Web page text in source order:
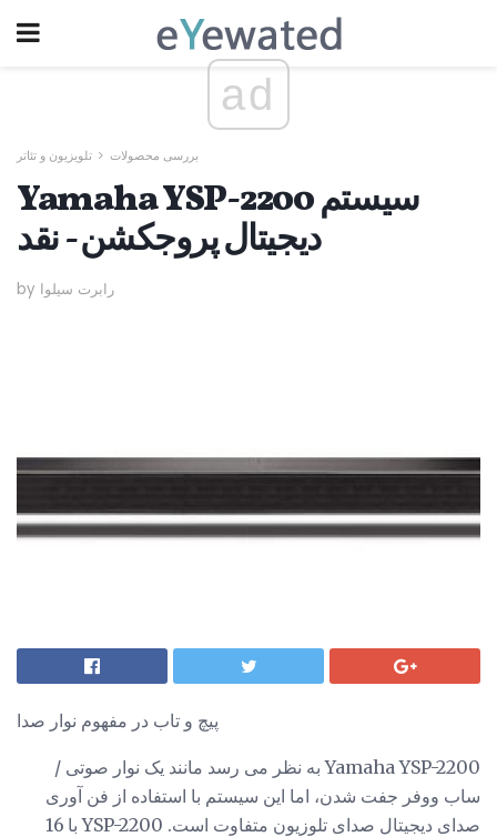
ad
بررسی محصولات تلویزیون و تئاتر
Yamaha YSP-2200 سیستم
دیجیتال پروجکشن - نقد
by رابرت سیلوا
پیچ و تاب در مفهوم نوار صدا
Yamaha YSP-2200 به نظر می رسد مانند یک نوار صوتی /
ساب ووفر جفت شدن، اما این سیستم با استفاده از فن آوری
صدای دیجیتال صدای تلوزیون متفاوت است. YSP-2200 با 16